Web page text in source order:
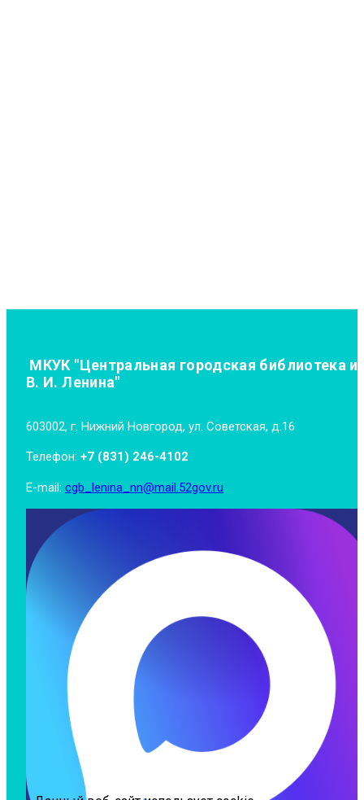
МКУК "Центральная городская библиотека
В. И. Ленина"
603002, г. Нижний Новгород, ул. Советская, д.16
Телефон: +7 (831) 246-4102
E-mail: cgb_lenina_nn@mail.52gov.ru